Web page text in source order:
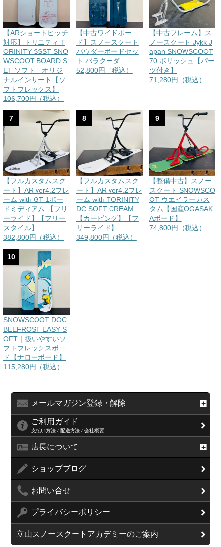
【ARショートピッチ
対応】トリニティ T
ORINITY-SSST SNO
WSCOOT BOARD S
ET ソフト オリジ
ナルインサート【ソ
フトフレックス】
106,700円（税込）
【中古ワイドボー
ド】スノースクート
パウダーボードセッ
ト バラクーダ
52,800円（税込）
【中古フレーム】ス
ノースクート Jykk J
apan SNOWSCOOT
70 ポリッシュ【パー
ツ付き】
71,280円（税込）
7
【フルカスタムスク
ート】AR ver4.2フレ
ーム with GT-1ボー
ドミディアム 【フリ
ーライド】【フリー
スタイル】
382,800円（税込）
8
【フルカスタムスク
ート】AR ver4.2フレ
ーム with TORINITY
DC SOFT CREAM
【カービング】【フ
リーライド】
349,800円（税込）
9
【整備中古】スノー
スクート SNOWSCO
OT ウエイラーカス
タム【国産OGASAK
Aボード】
74,800円（税込）
10
SNOWSCOOT DOC
BEEFROST EASY S
OFT｜扱いやすいソ
フトフレックスボー
ド【ナローボード】
115,280円（税込）
メールマガジン登録・解除
ご利用ガイド
支払い方法 / 配送方法 / 会社概要
店長について
ショップブログ
お問い合せ
プライバシーポリシー
立山スノースクートアカデミーのご案内